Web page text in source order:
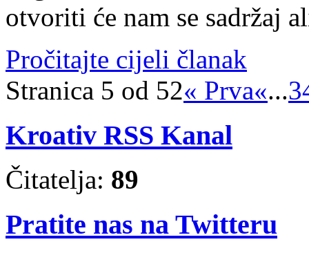
otvoriti će nam se sadržaj
Pročitajte cijeli članak
Stranica 5 od 52« Prva«...3
Kroativ RSS Kanal
Čitatelja: 89
Pratite nas na Twitteru